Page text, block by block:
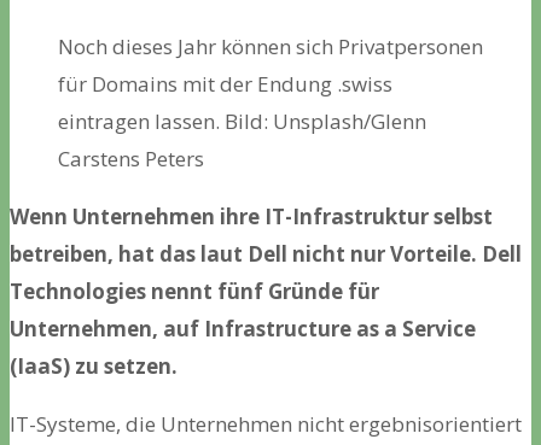
Noch dieses Jahr können sich Privatpersonen
für Domains mit der Endung .swiss
eintragen lassen. Bild: Unsplash/Glenn
Carstens Peters
Wenn Unternehmen ihre IT-Infrastruktur selbst
betreiben, hat das laut Dell nicht nur Vorteile. Dell
Technologies nennt fünf Gründe für
Unternehmen, auf Infrastructure as a Service
(IaaS) zu setzen.
IT-Systeme, die Unternehmen nicht ergebnisorientiert